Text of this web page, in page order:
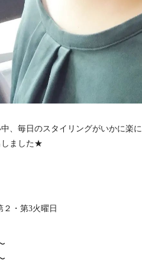
、毎日のスタイリングがいかに楽
しました★
・第3火曜日